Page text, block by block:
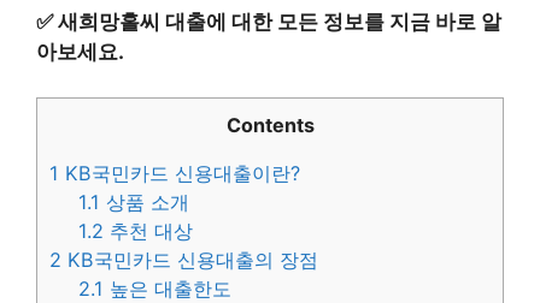
✅새희망홀씨 대출에 대한 모든 정보를 지금 바로 알
아보세요.
Contents
1 KB국민카드 신용대출이란?
1.1 상품 소개
1.2 추천 대상
2 KB국민카드 신용대출의 장점
2.1 높은 대출한도